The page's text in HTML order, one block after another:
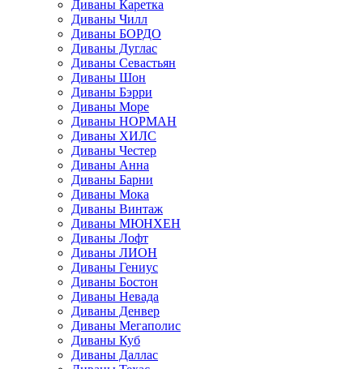
Диваны Каретка
Диваны Чилл
Диваны БОРДО
Диваны Дуглас
Диваны Севастьян
Диваны Шон
Диваны Бэрри
Диваны Море
Диваны НОРМАН
Диваны ХИЛС
Диваны Честер
Диваны Анна
Диваны Барни
Диваны Мока
Диваны Винтаж
Диваны МЮНХЕН
Диваны Лофт
Диваны ЛИОН
Диваны Гениус
Диваны Бостон
Диваны Невада
Диваны Денвер
Диваны Мегаполис
Диваны Куб
Диваны Даллас